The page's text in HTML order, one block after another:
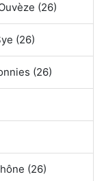
(26)
(26)
(26)
(26)